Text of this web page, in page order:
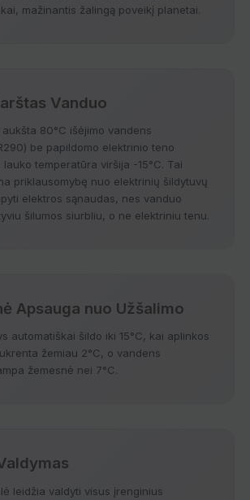
mažinantis žalingą poveikį planetai.
Vanduo
80°C išėjimo vandens
be papildomo elektrinio teno
temperatūra viršija -15°C. Tai
priklausomybę nuo elektrinių šildytuvų
elektros sąnaudas, nes vanduo
šilumos siurbliu, o ne elektriniu tenu.
Apsauga nuo Užšalimo
automatiškai šildo iki 15°C, kai aplinkos
žemiau 2°C, o vandens
žemesnė nei 7°C.
leidžia valdyti visus įrenginius